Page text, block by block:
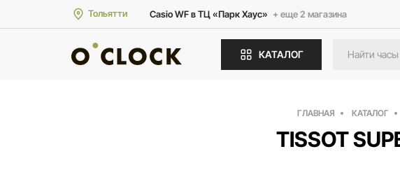
Тольятти Casio WF в ТЦ «Парк Хаус» + еще 2 магазина
КАТАЛОГ
ГЛАВНАЯ КАТАЛОГ
TISSOT